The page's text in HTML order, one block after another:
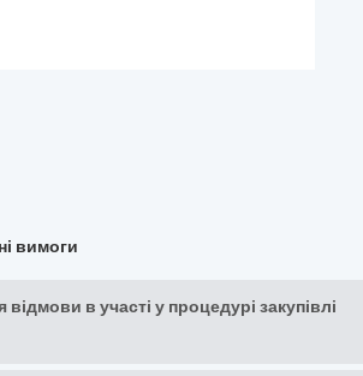
вимоги
відмови в участі у процедурі закупівлі